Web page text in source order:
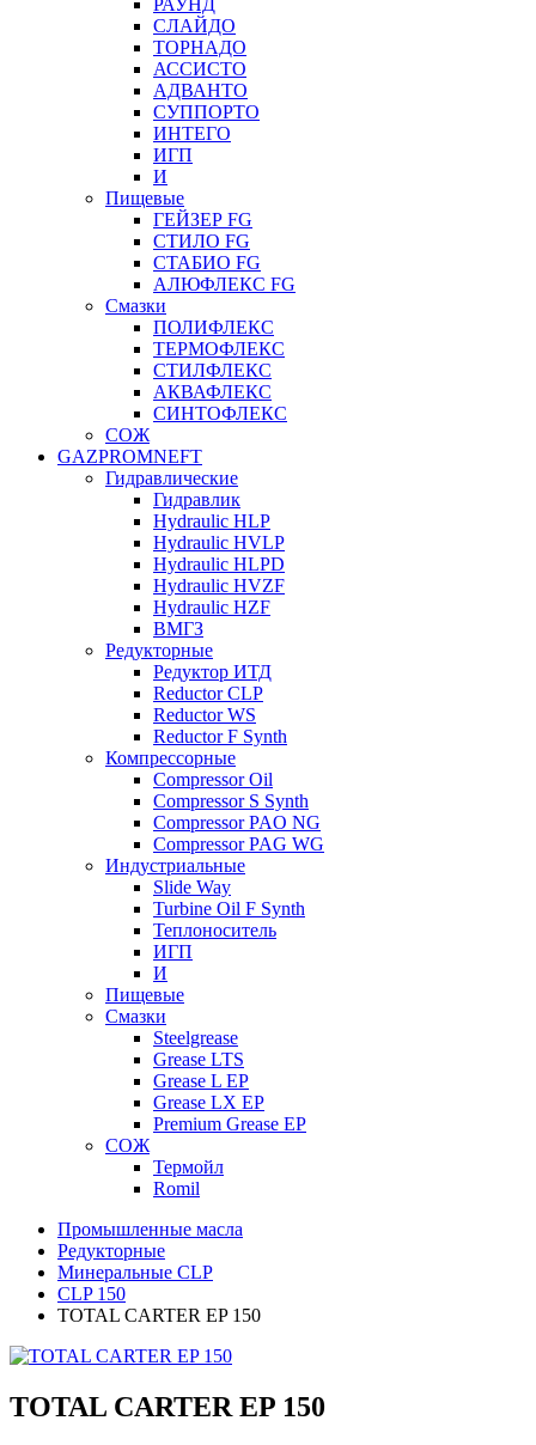
РАУНД
СЛАЙДО
ТОРНАДО
АССИСТО
АДВАНТО
СУППОРТО
ИНТЕГО
ИГП
И
Пищевые
ГЕЙЗЕР FG
СТИЛО FG
СТАБИО FG
АЛЮФЛЕКС FG
Смазки
ПОЛИФЛЕКС
ТЕРМОФЛЕКС
СТИЛФЛЕКС
АКВАФЛЕКС
СИНТОФЛЕКС
СОЖ
GAZPROMNEFT
Гидравлические
Гидравлик
Hydraulic HLP
Hydraulic HVLP
Hydraulic HLPD
Hydraulic HVZF
Hydraulic HZF
ВМГЗ
Редукторные
Редуктор ИТД
Reductor CLP
Reductor WS
Reductor F Synth
Компрессорные
Compressor Oil
Compressor S Synth
Compressor PAO NG
Compressor PAG WG
Индустриальные
Slide Way
Turbine Oil F Synth
Теплоноситель
ИГП
И
Пищевые
Смазки
Steelgrease
Grease LTS
Grease L EP
Grease LX EP
Premium Grease EP
СОЖ
Термойл
Romil
Промышленные масла
Редукторные
Минеральные CLP
CLP 150
TOTAL CARTER EP 150
TOTAL CARTER EP 150